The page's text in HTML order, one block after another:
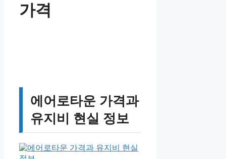
가격
에어로타운 가격과
유지비 현실 정보